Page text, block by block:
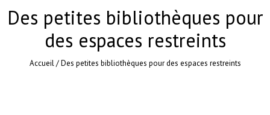
Des petites bibliothèques pour
des espaces restreints
Accueil/Des petites bibliothèques pour des espaces restreints